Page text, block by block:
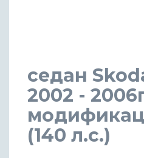
седан
2002 -
(140 л.с.)